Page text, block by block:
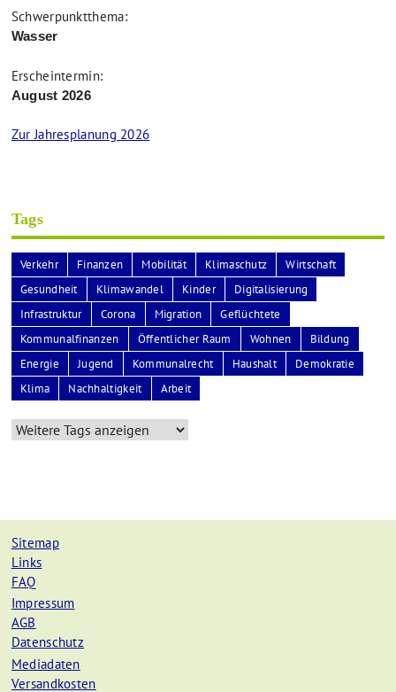
Schwerpunktthema:
Wasser
Erscheintermin:
August 2026
Zur Jahresplanung 2026
Tags
Verkehr Finanzen Mobilität Klimaschutz
Wirtschaft
Gesundheit
Klimawandel Kinder
Digitalisierung
Infrastruktur
Corona Migration
Geflüchtete
Kommunalfinanzen
Öffentlicher Raum Wohnen
Bildung
Energie
Jugend Kommunalrecht Haushalt
Demokratie
Klima
Nachhaltigkeit Arbeit
Sitemap
Links
FAQ
Impressum
AGB
Datenschutz
Mediadaten
Versandkosten